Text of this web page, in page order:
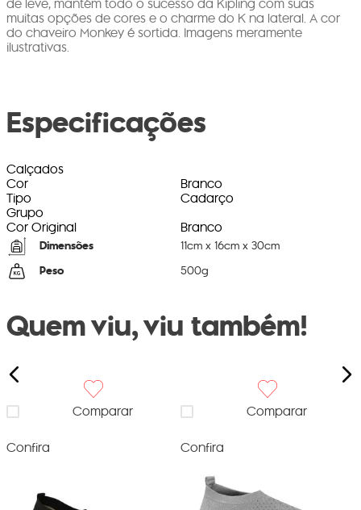
de leve, mantém todo o sucesso da Kipling com suas
muitas opções de cores e o charme do K na lateral. A cor
do chaveiro Monkey é sortida. Imagens meramente
ilustrativas.
Especificações
Calçados
Cor Branco
Tipo Cadarço
Grupo
Cor Original Branco
Dimensões 11cm x16cm x30cm
Peso 500g
Quem viu, viu também!
Comparar
Confira
Comparar
Confira